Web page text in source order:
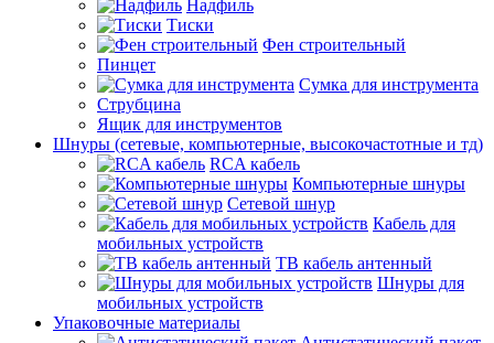
Надфиль
Тиски
Фен строительный
Пинцет
Сумка для инструмента
Струбцина
Ящик для инструментов
Шнуры (сетевые, компьютерные, высокочастотные и тд)
RCA кабель
Компьютерные шнуры
Сетевой шнур
Кабель для
мобильных устройств
ТВ кабель антенный
Шнуры для
мобильных устройств
Упаковочные материалы